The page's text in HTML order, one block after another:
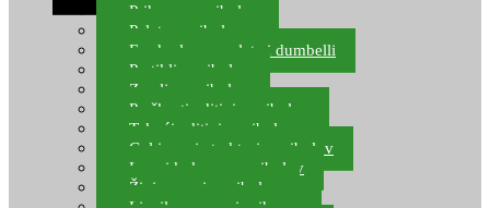
Prihrana za ribolov
Pelete za ribolov
Feeder lovne pelete i dumbelli
Partikli za ribolov
Zemlja za ribolov
Praškasti aditivi za ribolov
Tekući aditivi za ribolov
Gel i sprej atraktori za ribolov
Lovni kukuruz za ribolov
Živi mamci za ribolov